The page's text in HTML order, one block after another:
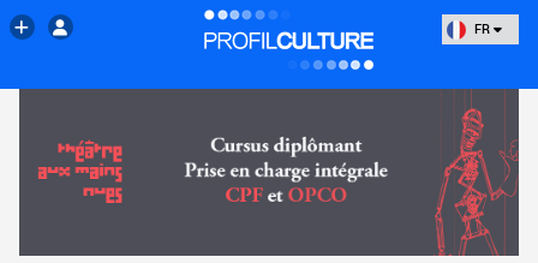
FR